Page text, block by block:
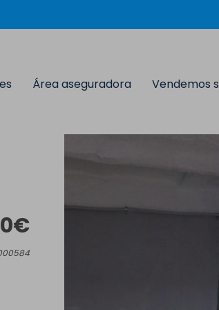
Área aseguradora Vendemos